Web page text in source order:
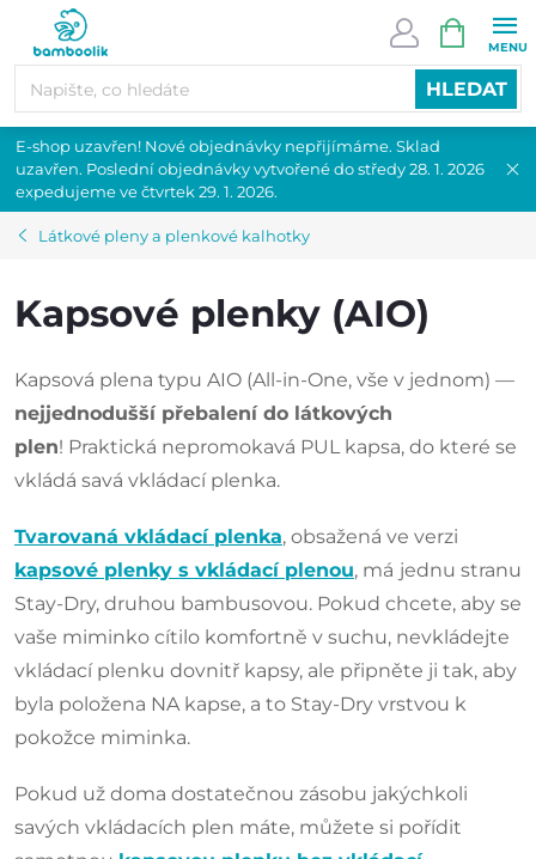
obsah
HLEDAT
KOŠÍK
E-shop uzavřen! Nové objednávky nepřijímáme. Sklad
uzavřen. Poslední objednávky vytvořené do středy 28. 1. 2026
expedujeme ve čtvrtek 29. 1. 2026.
Látkové pleny a plenkové kalhotky
Kapsové plenky (AIO)
Kapsová plena typu AIO (All-in-One, vše v jednom) —
nejjednodušší přebalení do látkových
plen! Praktická nepromokavá PUL kapsa, do které se
vkládá savá vkládací plenka.
Tvarovaná vkládací plenka, obsažená ve verzi
kapsové plenky s vkládací plenou, má jednu stranu
Stay-Dry, druhou bambusovou. Pokud chcete, aby se
vaše miminko cítilo komfortně v suchu, nevkládejte
vkládací plenku dovnitř kapsy, ale připněte ji tak, aby
byla položena NA kapse, a to Stay-Dry vrstvou k
pokožce miminka.
Pokud už doma dostatečnou zásobu jakýchkoli
savých vkládacích plen máte, můžete si pořídit